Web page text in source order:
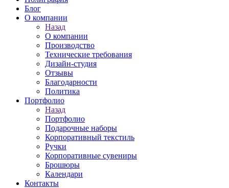
Блог
О компании
Назад
О компании
Производство
Технические требования
Дизайн-студия
Отзывы
Благодарности
Политика
Портфолио
Назад
Портфолио
Подарочные наборы
Корпоративный текстиль
Ручки
Корпоративные сувениры
Брошюры
Календари
Контакты